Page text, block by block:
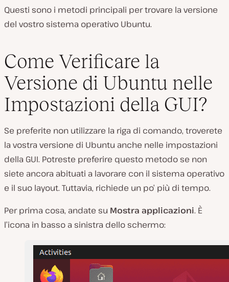
Questi sono i metodi principali per trovare la versione
del vostro sistema operativo Ubuntu.
Come Verificare la
Versione di Ubuntu nelle
Impostazioni della GUI?
Se preferite non utilizzare la riga di comando, troverete
la vostra versione di Ubuntu anche nelle impostazioni
della GUI. Potreste preferire questo metodo se non
siete ancora abituati a lavorare con il sistema operativo
e il suo layout. Tuttavia, richiede un po’ più di tempo.
Per prima cosa, andate su Mostra applicazioni. È
l’icona in basso a sinistra dello schermo: